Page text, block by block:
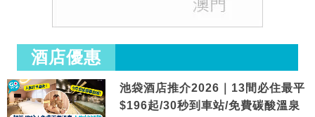
酒店優惠
池袋酒店推介2026｜13間必住最平
$196起/30秒到車站/免費碳酸溫泉